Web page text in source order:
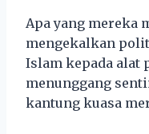
Apa yang mereka
mengekalkan
Islam kepada alat
menunggang
kantung kuasa